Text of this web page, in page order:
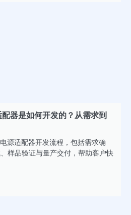
器是如何开发的？从需求到
源适配器开发流程，包括需求确
样品验证与量产交付，帮助客户快